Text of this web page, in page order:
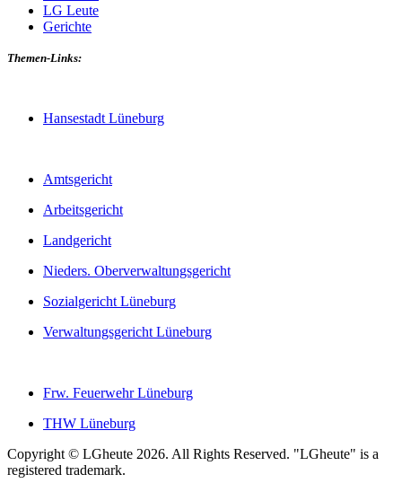
LG Leute
Gerichte
Themen-Links:
Hansestadt Lüneburg
Amtsgericht
Arbeitsgericht
Landgericht
Nieders. Oberverwaltungsgericht
Sozialgericht Lüneburg
Verwaltungsgericht Lüneburg
Frw. Feuerwehr Lüneburg
THW Lüneburg
Copyright © LGheute 2026. All Rights Reserved. "LGheute" is a
registered trademark.